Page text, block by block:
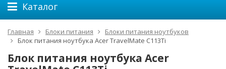
Каталог
Главная Блоки питания
Блоки питания ноутбуков
Блок питания ноутбука Acer TravelMate C113Ti
Блок питания ноутбука Acer